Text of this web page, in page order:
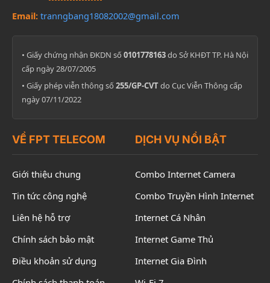
Email: tranngbang18082002@gmail.com
• Giấy chứng nhận ĐKDN số 0101778163do Sở KHĐT TP. Hà Nội
cấp ngày 28/07/2005
• Giấy phép viễn thông số 255/GP-CVTdo Cục Viễn Thông cấp
ngày 07/11/2022
VỀ FPT TELECOM
Giới thiệu chung
Tin tức công nghệ
Liên hệ hỗ trợ
Chính sách bảo mật
Điều khoản sử dụng
DỊCH VỤ NỔI BẬT
Combo Internet Camera
Combo Truyền Hình Internet
Internet Cá Nhân
Internet Game Thủ
Internet Gia Đình